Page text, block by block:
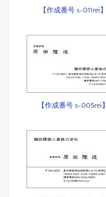
【作成番号 s-011rei】
【作成番号 s-005rei】